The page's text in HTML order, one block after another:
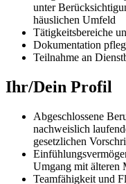
unter
häuslichen Umfeld
Tätigkeitsbereiche
Dokumentation
Teilnahme an
Ihr/Dein Profil
Abgeschlossene
nachweislich
gesetzlichen
Umgang mit älteren
Teamfähigkeit und